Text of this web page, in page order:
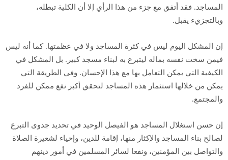
المساجد. فقد أتفق مع جزء من هذا الرأي إلا أن الكلية تبطله،
وبالتجزيء يقبل.
إن المشكل اليوم ليس في كثرة المساجد ولا في عظمتها. كما أنه ليس
فيمن سخت نفسه بماله ليتبرع به لبناء مسجد كبير. بل المشكل في
الكيفية التي يمكن التعامل بها مع هذا الإحسان. وفي الطريقة التي
يمكن من خلالها استثمار هذه المساجد لتحقق أكبر نفع ممكن للفرد
والمجتمع.
إن حسن استغلال المساجد هو الفيصل الوحيد في تحديد جدوى التبرع
لصالح بناء المساجد والإكثار منها، إقامة للدين، وإحياء لشعيرة الصلاة
والتواصل بين المؤمنين، ونفعا لسائر المسلمين في أمور دينهم